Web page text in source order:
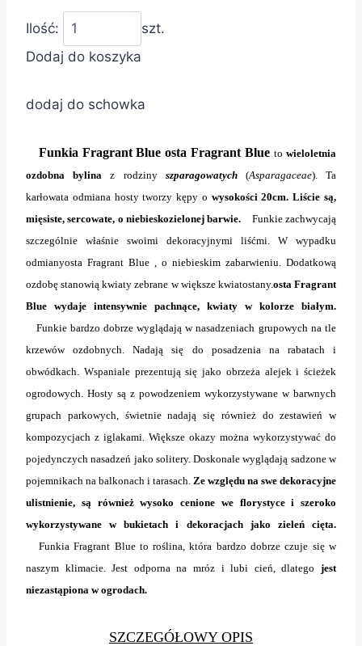
Ilość:
szt.
Dodaj do koszyka
dodaj do schowka
Funkia Fragrant Blue osta Fragrant Bluetowieloletnia
ozdobna bylina z rodziny szparagowatych(Asparagaceae). Ta
karłowata odmiana hosty tworzy kępy o wysokości 20cm. Liście są,
mięsiste, sercowate, o niebieskozielonej barwie.
Funkie zachwycają
szczególnie właśnie swoimi dekoracyjnymi liśćmi. W wypadku
odmianyosta Fragrant Blue , o niebieskim zabarwieniu. Dodatkową
ozdobę stanowią kwiaty zebrane w większe kwiatostany.osta Fragrant
Blue wydaje intensywnie pachnące, kwiaty w kolorze białym.
Funkie bardzo dobrze wyglądają w nasadzeniach grupowych na tle
krzewów ozdobnych. Nadają się do posadzenia na rabatach i
obwódkach.
Wspaniale prezentują się jako obrzeża alejek i ścieżek
ogrodowych. Hosty są z powodzeniem wykorzystywane w barwnych
grupach parkowych, świetnie nadają się również do zestawień w
kompozycjach z iglakami. Większe okazy można wykorzystywać do
pojedynczych nasadzeń jako solitery. Doskonale wyglądają sadzone w
pojemnikach na balkonach i tarasach. Ze względu na swe dekoracyjne
ulistnienie, są również wysoko cenione we florystyce i szeroko
wykorzystywane w bukietach i dekoracjach jako zieleń cięta.
Funkia Fragrant Blue to roślina, która bardzo dobrze czuje się w
naszym klimacie. Jest odporna na mróz i lubi cień, dlatego jest
niezastąpiona w ogrodach.
SZCZEGÓŁOWY OPIS